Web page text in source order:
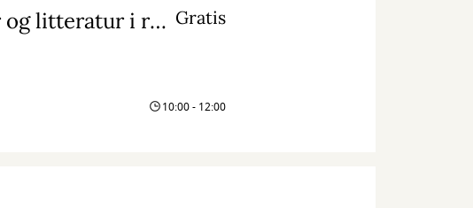
Gråstenskovene: på tur med historier og litteratur i rygsækken Gratis
10:00 - 12:00